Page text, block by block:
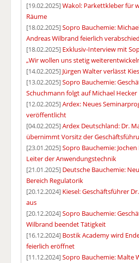
[19.02.2025]Wakol: Parkettkleber für
Räume
[18.02.2025]Sopro Bauchemie:
Andreas Wilbrand feierlich
[18.02.2025] Exklusiv-Interview mit
„Wir wollen uns stetig
[14.02.2025] Jürgen Walter verlässt
[13.02.2025]Sopro Bauchemie:
Schuchmann folgt auf Michael Hecker
[12.02.2025]Ardex: Neues
veröffentlicht
[04.02.2025]Ardex Deutschland: Dr.
übernimmt Vorsitz der
[23.01.2025]Sopro Bauchemie:
Leiter der Anwendungstechnik
[21.01.2025] Deutsche Bauchemie:
Bereich Regulatorik
[20.12.2024] Kiesel: Geschäftsführer
aus
[20.12.2024]Sopro Bauchemie:
Wilbrand beendet Tätigkeit
[16.12.2024] Bostik Academy wird
feierlich eröffnet
[11.12.2024]Sopro Bauchemie: Malte